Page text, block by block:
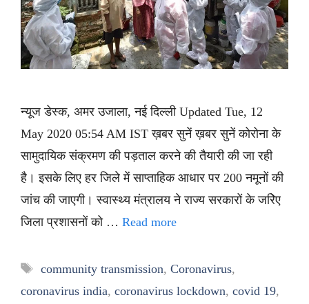
न्यूज डेस्क, अमर उजाला, नई दिल्ली Updated Tue, 12
May 2020 05:54 AM IST ख़बर सुनें ख़बर सुनें कोरोना के
सामुदायिक संक्रमण की पड़ताल करने की तैयारी की जा रही
है। इसके लिए हर जिले में साप्ताहिक आधार पर 200 नमूनों की
जांच की जाएगी। स्वास्थ्य मंत्रालय ने राज्य सरकारों के जरिेए
जिला प्रशासनों को … Read more
Tags
community transmission, Coronavirus,
coronavirus india, coronavirus lockdown, covid 19,